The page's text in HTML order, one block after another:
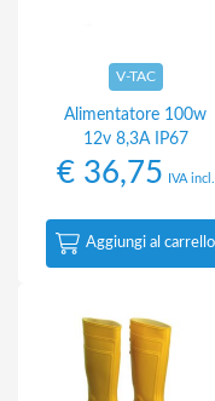
V-TAC
Alimentatore 100w
12v 8,3A IP67
€36,75 IVA incl.
Aggiungi al carrello